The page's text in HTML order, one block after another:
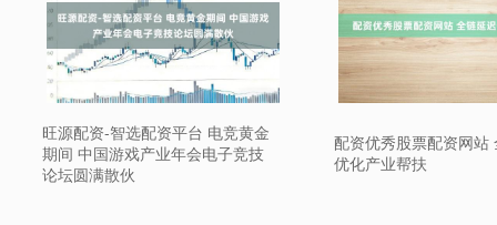
旺源配资-智选配资平台 电竞黄金
期间 中国游戏产业年会电子竞技
论坛圆满散伙
配资优秀股票配资网站
优化产业帮扶